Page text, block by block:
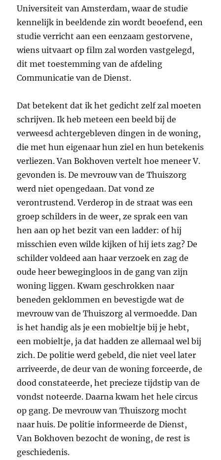
Universiteit van Amsterdam, waar de studie
kennelijk in beeldende zin wordt beoefend, een
studie verricht aan een eenzaam gestorvene,
wiens uitvaart op film zal worden vastgelegd,
dit met toestemming van de afdeling
Communicatie van de Dienst.
Dat betekent dat ik het gedicht zelf zal moeten
schrijven. Ik heb meteen een beeld bij de
verweesd achtergebleven dingen in de woning,
die met hun eigenaar hun ziel en hun betekenis
verliezen. Van Bokhoven vertelt hoe meneer V.
gevonden is. De mevrouw van de Thuiszorg
werd niet opengedaan. Dat vond ze
verontrustend. Verderop in de straat was een
groep schilders in de weer, ze sprak een van
hen aan op het bezit van een ladder: of hij
misschien even wilde kijken of hij iets zag? De
schilder voldeed aan haar verzoek en zag de
oude heer bewegingloos in de gang van zijn
woning liggen. Kwam geschrokken naar
beneden geklommen en bevestigde wat de
mevrouw van de Thuiszorg al vermoedde. Dan
is het handig als je een mobieltje bij je hebt,
een mobieltje, ja dat hadden ze allemaal wel bij
zich. De politie werd gebeld, die niet veel later
arriveerde, de deur van de woning forceerde, de
dood constateerde, het precieze tijdstip van de
vondst noteerde. Daarna kwam het hele circus
op gang. De mevrouw van Thuiszorg mocht
naar huis. De politie informeerde de Dienst,
Van Bokhoven bezocht de woning, de rest is
geschiedenis.